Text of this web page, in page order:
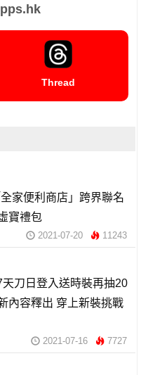
Thread
家便利商店」跨界聯名
寶禮包
2021-07-20 11243
天刀日登入送時裝再抽20
內容釋出 穿上新裝挑戰
2021-07-16 7727